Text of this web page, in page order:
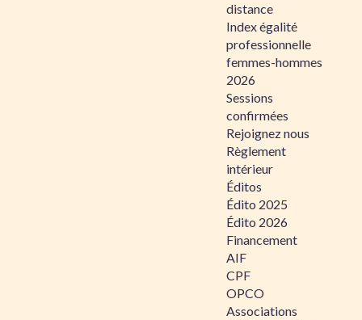
distance
Index égalité
professionnelle
femmes-hommes
2026
Sessions
confirmées
Rejoignez nous
Règlement
intérieur
Éditos
Édito 2025
Édito 2026
Financement
AIF
CPF
OPCO
Associations